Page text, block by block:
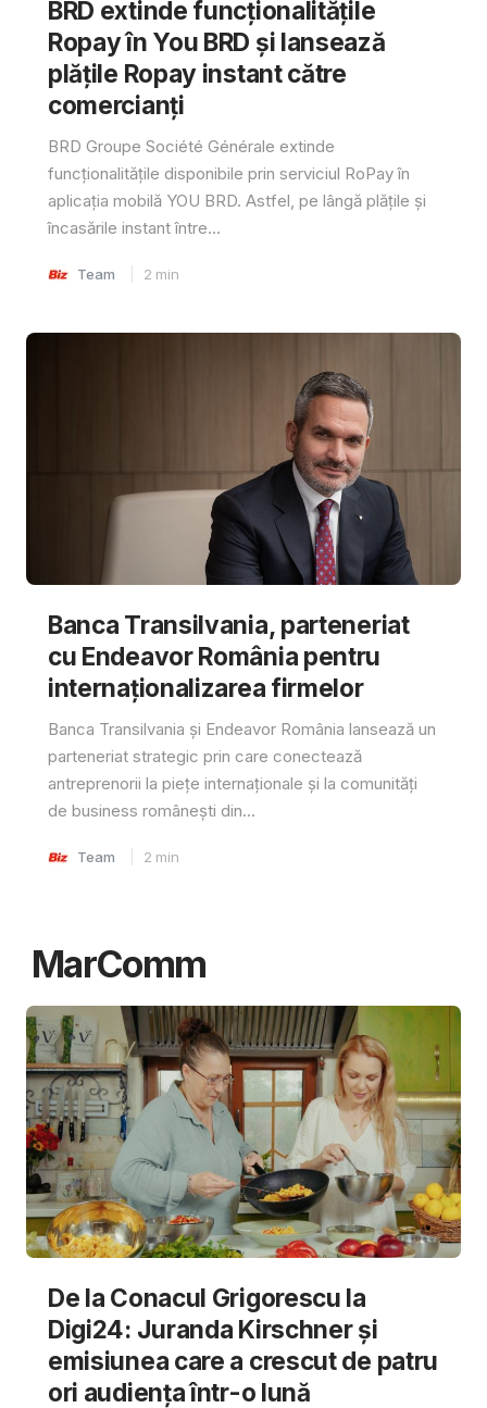
BRD extinde funcționalitățile
Ropay în You BRD și lansează
plățile Ropay instant către
comercianți
BRD Groupe Société Générale extinde
funcționalitățile disponibile prin serviciul RoPay în
aplicația mobilă YOU BRD. Astfel, pe lângă plățile și
încasările instant între...
Team 2 min
Banca Transilvania, parteneriat
cu Endeavor România pentru
internaționalizarea firmelor
Banca Transilvania și Endeavor România lansează un
parteneriat strategic prin care conectează
antreprenorii la piețe internaționale și la comunități
de business românești din...
Team 2 min
MarComm
De la Conacul Grigorescu la
Digi24: Juranda Kirschner și
emisiunea care a crescut de patru
ori audiența într-o lună